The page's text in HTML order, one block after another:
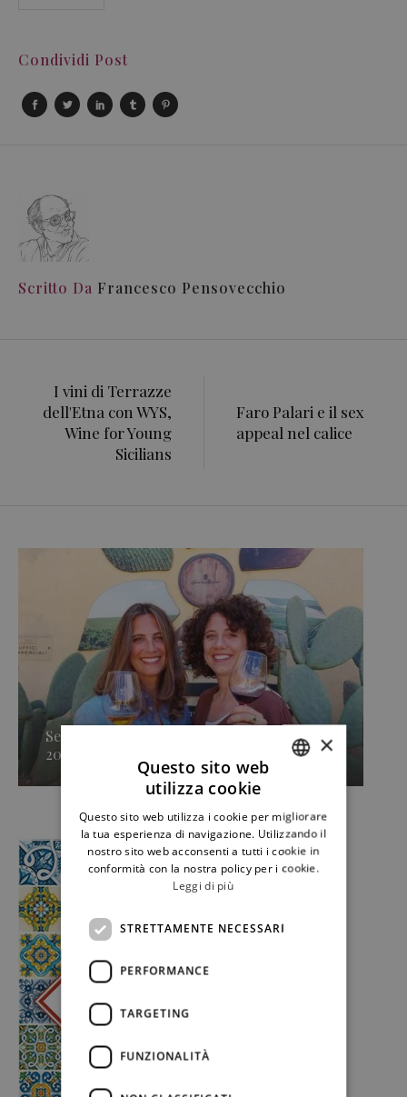
Condividi Post
Scritto Da Francesco Pensovecchio
I vini di Terrazze
dell'Etna con WYS,
Wine for Young
Sicilians
Faro Palari e il sex
appeal nel calice
Secondo approdo di Sicilia en Primeur
2026, Caruso & Minini »
ENGLISH
×
Questo sito web
utilizza cookie
Questo sito web utilizza i cookie per migliorare
la tua esperienza di navigazione. Utilizzando il
nostro sito web acconsenti a tutti i cookie in
conformità con la nostra policy per i cookie.
Leggi di più
STRETTAMENTE NECESSARI
PERFORMANCE
TARGETING
FUNZIONALITÀ